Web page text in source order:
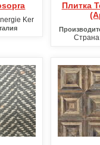
Ker
Плитка Terre Toscane